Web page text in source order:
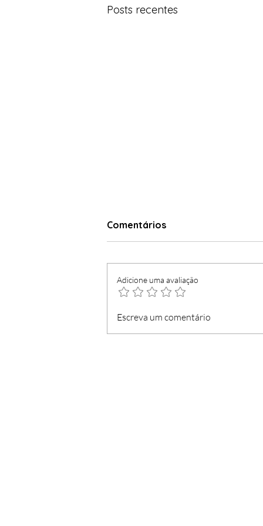
Posts recentes
Loja do Cidadão com
serviços mínimos
Comentários
Adicione uma avaliação
Escreva um comentário